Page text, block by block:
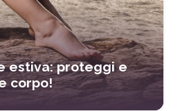
estiva: proteggi e
corpo!